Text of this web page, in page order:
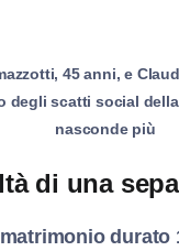
45 anni, e
degli scatti social
nasconde più
di una
durato